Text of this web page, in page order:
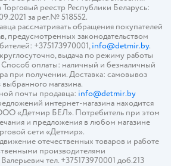
Торговый реестр Республики Беларусь:
за рег.№ 518552.
рассматривать обращения покупателей
предусмотренных законодательством
+375173970001,info@detmir.by.
выдача по режиму работы
Способ оплаты: наличный и безналичный
при получении. Доставка: самовывоз
выбранного магазина.
почты продавца: info@detmir.by
интернет-магазина находится
«Детмир БЕЛ». Потребитель при этом
и предложения в любом магазине
сети «Детмир».
отечественных товаров и работе
производителями
тел. +375173970001 доб.213